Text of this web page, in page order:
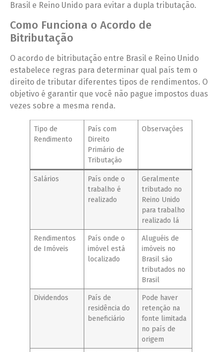
Brasil e Reino Unido para evitar a dupla tributação.
Como Funciona o Acordo de
Bitributação
O acordo de bitributação entre Brasil e Reino Unido
estabelece regras para determinar qual país tem o
direito de tributar diferentes tipos de rendimentos. O
objetivo é garantir que você não pague impostos duas
vezes sobre a mesma renda.
Tipo de
Rendimento
País com
Direito
Primário de
Tributação
Observações
Salários
País onde o
trabalho é
realizado
Geralmente
tributado no
Reino Unido
para trabalho
realizado lá
Rendimentos
de Imóveis
País onde o
imóvel está
localizado
Aluguéis de
imóveis no
Brasil são
tributados no
Brasil
Dividendos
País de
residência do
beneficiário
Pode haver
retenção na
fonte limitada
no país de
origem